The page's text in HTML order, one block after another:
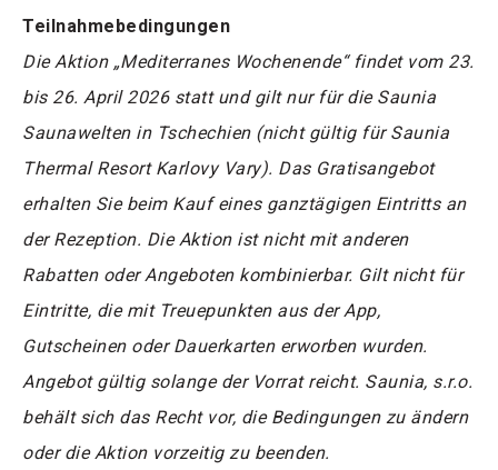
Teilnahmebedingungen
Die Aktion „Mediterranes Wochenende“ findet vom 23.
bis 26. April 2026 statt und gilt nur für die Saunia
Saunawelten in Tschechien (nicht gültig für Saunia
Thermal Resort Karlovy Vary). Das Gratisangebot
erhalten Sie beim Kauf eines ganztägigen Eintritts an
der Rezeption. Die Aktion ist nicht mit anderen
Rabatten oder Angeboten kombinierbar. Gilt nicht für
Eintritte, die mit Treuepunkten aus der App,
Gutscheinen oder Dauerkarten erworben wurden.
Angebot gültig solange der Vorrat reicht. Saunia, s.r.o.
behält sich das Recht vor, die Bedingungen zu ändern
oder die Aktion vorzeitig zu beenden.